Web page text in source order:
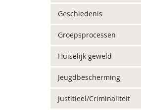
Geschiedenis
Groepsprocessen
Huiselijk geweld
Jeugdbescherming
Justitieel/Criminaliteit